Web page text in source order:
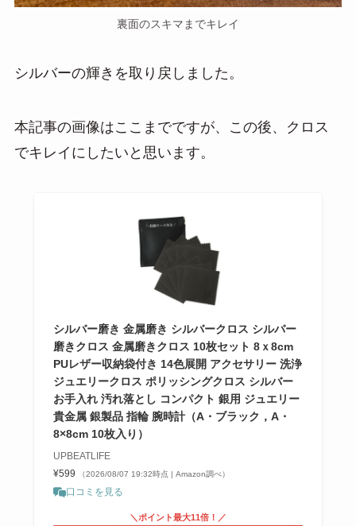
裏面のスキマまでキレイ
シルバーの輝きを取り戻しました。
本記事の画像はここまでですが、この後、クロス
でキレイにしたいと思います。
シルバー磨き 金属磨き シルバークロス シルバー
磨きクロス 金属磨きクロス 10枚セット 8ｘ8cm
PUレザー収納袋付き 14色展開 アクセサリー 洗浄
ジュエリークロス ポリッシングクロス シルバー
お手入れ 汚れ落とし コンパクト 銀用 ジュエリー
貴金属 銀製品 指輪 腕時計（A・ブラック，A・
8×8cm 10枚入り）
UPBEATLIFE
¥599
（2026/08/07 19:32時点 | Amazon調べ）
口コミを見る
＼ポイント最大11倍！／